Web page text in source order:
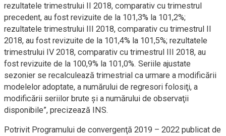
rezultatele trimestrului II 2018, comparativ cu trimestrul
precedent, au fost revizuite de la 101,3% la 101,2%;
rezultatele trimestrului III 2018, comparativ cu trimestrul II
2018, au fost revizuite de la 101,4% la 101,5%; rezultatele
trimestrului IV 2018, comparativ cu trimestrul III 2018, au
fost revizuite de la 100,9% la 101,0%. Seriile ajustate
sezonier se recalculează trimestrial ca urmare a modificării
modelelor adoptate, a numărului de regresori folosiţi, a
modificării seriilor brute şi a numărului de observaţii
disponibile”, precizează INS.
Potrivit Programului de convergenţă 2019 – 2022 publicat de